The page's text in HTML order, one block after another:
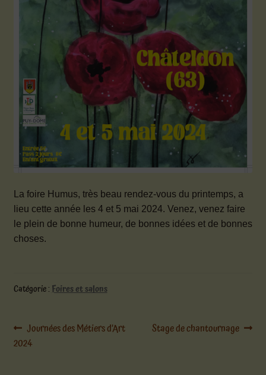
La foire Humus, très beau rendez-vous du printemps, a
lieu cette année les 4 et 5 mai 2024. Venez, venez faire
le plein de bonne humeur, de bonnes idées et de bonnes
choses.
Catégorie : Foires et salons
Navigation
de
Article
précédent :
Journées des Métiers d’Art
2024
Article
Stage de chantournage